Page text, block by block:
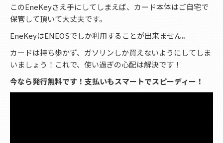
このEneKeyさえ手にしてしまえば、カード本体はご自宅で
保管して頂いて大丈夫です。
EneKeyはENEOSでしか利用することが出来ません。
カードは持ち歩かず、ガソリンしか買えないようにしてしま
いましょう！これで、使い過ぎの心配は解決です！
今なら発行無料です！支払いもスマートでスピーディー！